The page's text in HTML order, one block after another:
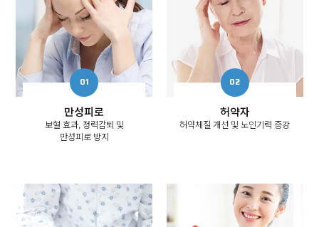
만성피로
보혈 효과, 정력감퇴 및
만성피로 방지
허약자
허약체질 개선 및 노인기력 증강